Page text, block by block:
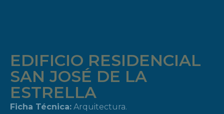
EDIFICIO RESIDENCIAL
SAN JOSÉ DE LA
ESTRELLA
Ficha Técnica: Arquitectura.